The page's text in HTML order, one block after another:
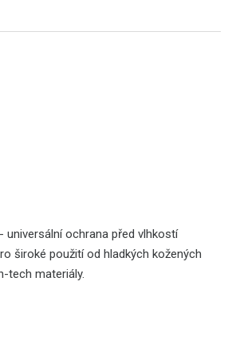
universální ochrana před vlhkostí
široké použití od hladkých kožených
tech materiály.